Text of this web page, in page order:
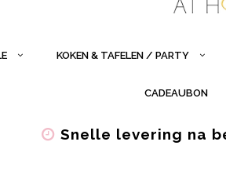
KOKEN & TAFELEN / PARTY
CADEAUBON
Snelle levering na